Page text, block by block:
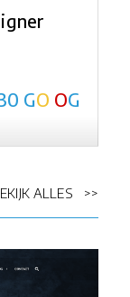
GO OG
ALLES >>